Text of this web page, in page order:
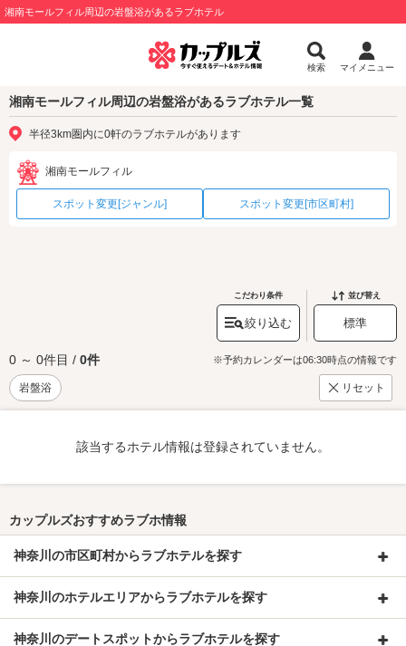
湘南モールフィル周辺の岩盤浴があるラブホテル
検索 マイメニュー
湘南モールフィル周辺の岩盤浴があるラブホテル一覧
半径3km圏内に0軒のラブホテルがあります
湘南モールフィル
スポット変更[ジャンル] スポット変更[市区町村]
こだわり条件
絞り込む
並び替え
標準
0 ～ 0件目 / 0件 ※予約カレンダーは06:30時点の情報です
岩盤浴 リセット
該当するホテル情報は登録されていません。
カップルズおすすめラブホ情報
神奈川の市区町村からラブホテルを探す
神奈川のホテルエリアからラブホテルを探す
神奈川のデートスポットからラブホテルを探す